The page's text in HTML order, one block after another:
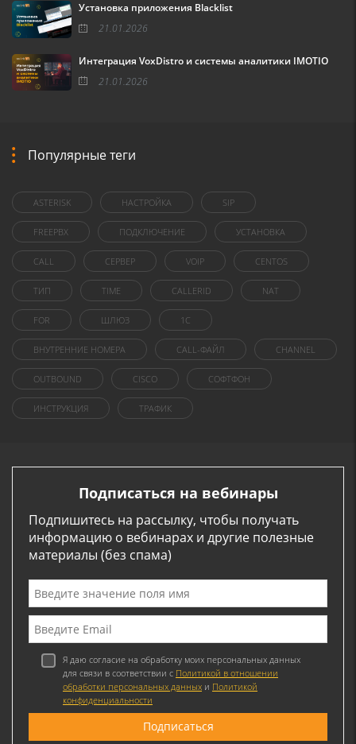
Установка приложения Blacklist
21.01.2026
Интеграция VoxDistro и системы аналитики IMOTIO
21.01.2026
Популярные теги
ASTERISK НАСТРОЙКА SIP
FREEPBX ПОДКЛЮЧЕНИЕ УСТАНОВКА
CALL СЕРВЕР VOIP CENTOS
ТИП TIME CALLERID NAT
FOR ШЛЮЗ 1C
ВНУТРЕННИЕ НОМЕРА CALL-ФАЙЛ CHANNEL
OUTBOUND CISCO СОФТФОН
ИНСТРУКЦИЯ ТРАФИК
Подписаться на вебинары
Подпишитесь на рассылку, чтобы получать
информацию о вебинарах и другие полезные
материалы (без спама)
Я даю согласие на обработку моих персональных данных
для связи в соответствии с Политикой в отношении
обработки персональных данных и Политикой
конфиденциальности